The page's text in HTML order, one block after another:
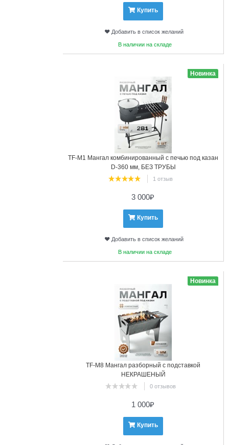
Купить
Добавить в список желаний
В наличии на складе
TF-М1 Мангал комбинированный с печью под казан
D-360 мм, БЕЗ ТРУБЫ
1 отзыв
Новинка
3 000₽
Купить
Добавить в список желаний
В наличии на складе
TF-М8 Мангал разборный с подставкой
НЕКРАШЕНЫЙ
0 отзывов
Новинка
1 000₽
Купить